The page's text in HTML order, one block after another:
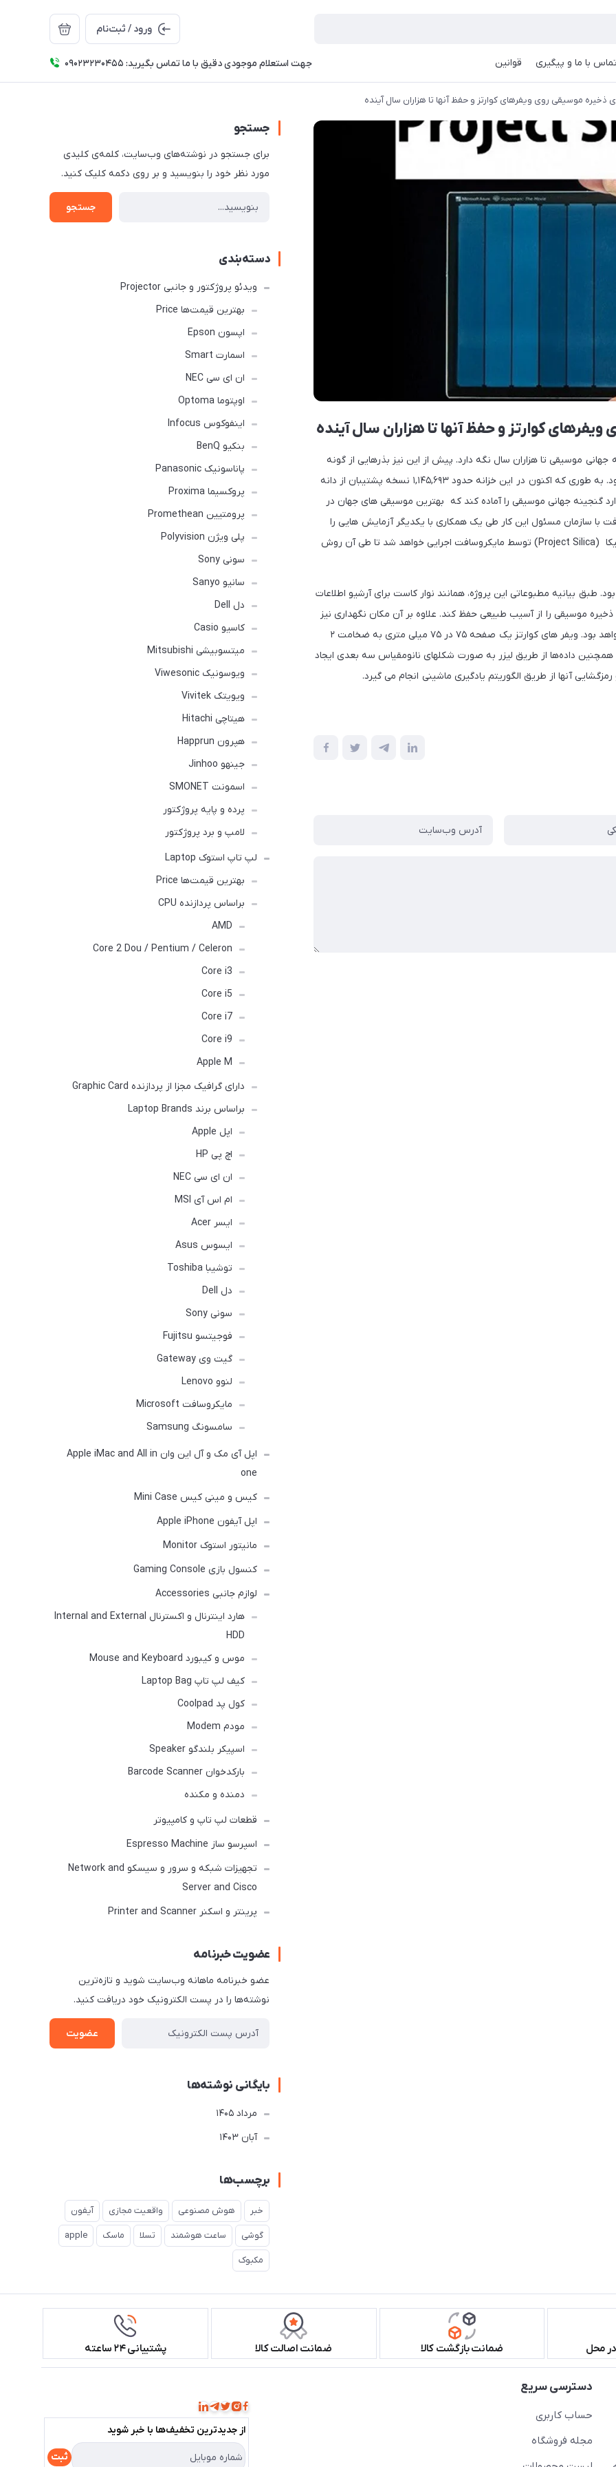
ورود / ثبت‌نام
تماس با ما و پیگیری قوانین جهت استعلام موجودی دقیق با ما تماس بگیرید: 09023230455
ذخیره موسیقی روی ویفرهای کوارتز و حفظ آنها تا هزاران سال آینده
کوارتز و حفظ آنها تا هزاران سال آینده
موسیقی تا هزاران سال نگه دارد. پیش از این نیز بذرهایی از گونه
های گیاهی در خزانه جهانی بذر به همین صورت جمع آوری شده بود. به طوری که اکنون در این خزانه حدود ۱,۱۴۵,۶۹۳ نسخه پشتیبان از دانه
گنجینه جهانی موسیقی را آماده کند که بهترین موسیقی های جهان در
سازمان مسئول این کار طی یک همکاری با یکدیگر آزمایش هایی را
برای ذخیره سازی آرشیو طولانی مدت انجام خواهند داد. پروژه سیلیکا (Project Silica) توسط مایکروسافت اجرایی خواهد شد تا طی آن روش
طبق بیانیه مطبوعاتی این پروژه، همانند نوار کاست برای آرشیو اطلاعات
موسیقی را از آسیب طبیعی حفظ کند. علاوه بر آن مکان نگهداری نیز
در صندوق آخرالزمان در یکی از مکان های امن در کوهی در نروژ خواهد بود. ویفر های کوارتز یک صفحه ۷۵ در ۷۵ میلی متری به ضخامت ۲
داده را فراهم می کند. همچنین داده‌ها از طریق لیزر به صورت شکلهای نانومقیاس سه بعدی ایجاد
آنها از طریق الگوریتم یادگیری ماشینی انجام می گیرد.
جستجو
برای جستجو در نوشته‌های وب‌سایت، کلمه‌ی کلیدی
مورد نظر خود را بنویسید و بر روی دکمه کلیک کنید.
جستجو
دسته‌بندی
ویدئو پروژکتور و جانبی Projector
بهترین قیمت‌ها Price
اپسون Epson
اسمارت Smart
ان ای سی NEC
اوپتوما Optoma
اینفوکوس Infocus
بنکیو BenQ
پاناسونیک Panasonic
پروکسیما Proxima
پرومتیین Promethean
پلی ویژن Polyvision
سونی Sony
سانیو Sanyo
دل Dell
کاسیو Casio
میتسوبیشی Mitsubishi
ویوسونیک Viwesonic
ویویتک Vivitek
هیتاچی Hitachi
هپرون Happrun
جینهو Jinhoo
اسمونت SMONET
پرده و پایه پروژکتور
لامپ و برد پروژکتور
لپ تاپ استوک Laptop
بهترین قیمت‌ها Price
براساس پردازنده CPU
AMD
Core 2 Dou / Pentium / Celeron
Core i3
Core i5
Core i7
Core i9
Apple M
دارای گرافیک مجزا از پردازنده Graphic Card
براساس برند Laptop Brands
اپل Apple
اچ پی HP
ان ای سی NEC
ام اس آی MSI
ایسر Acer
ایسوس Asus
توشیبا Toshiba
دل Dell
سونی Sony
فوجیتسو Fujitsu
گیت وی Gateway
لنوو Lenovo
مایکروسافت Microsoft
سامسونگ Samsung
اپل آی مک و آل این وان Apple iMac and All in
one
کیس و مینی کیس Mini Case
اپل آیفون Apple iPhone
مانیتور استوک Monitor
کنسول بازی Gaming Console
لوازم جانبی Accessories
هارد اینترنال و اکسترنال Internal and External
HDD
موس و کیبورد Mouse and Keyboard
کیف لپ تاپ Laptop Bag
کول پد Coolpad
مودم Modem
اسپیکر بلندگو Speaker
بارکدخوان Barcode Scanner
دمنده و مکنده
قطعات لپ تاپ و کامپیوتر
اسپرسو ساز Espresso Machine
تجهیزات شبکه و سرور و سیسکو Network and
Server and Cisco
پرینتر و اسکنر Printer and Scanner
عضویت خبرنامه
عضو خبرنامه ماهانه وب‌سایت شوید و تازه‌ترین
نوشته‌ها را در پست الکترونیک خود دریافت کنید.
عضویت
بایگانی نوشته‌ها
مرداد 1405
آبان 1403
برچسب‌ها
خبر هوش مصنوعی واقعیت مجازی آیفون
گوشی ساعت هوشمند تسلا ماسک apple
مکبوک
محل ضمانت بازگشت کالا ضمانت اصالت کالا پشتیبانی ۲۴ ساعته
دسترسی سریع
حساب کاربری
مجله فروشگاه
از جدید‌ترین تخفیف‌ها با‌ خبر شوید
ثبت